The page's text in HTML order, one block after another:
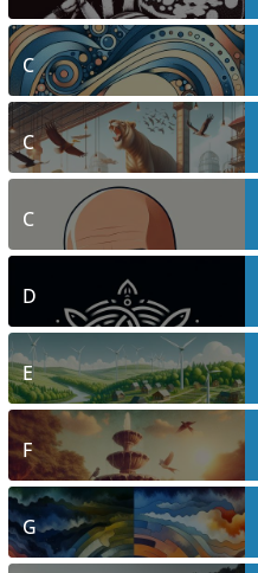
C
C
C
D
E
F
G